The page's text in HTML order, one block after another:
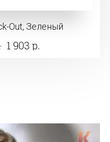
Out, Зеленый
1 903 р.